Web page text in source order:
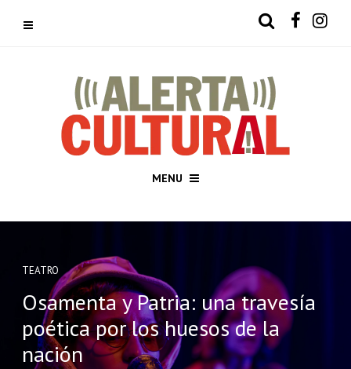
MENU
Osamenta y Patria: una travesía
poética por los huesos de la
nación
TEATRO